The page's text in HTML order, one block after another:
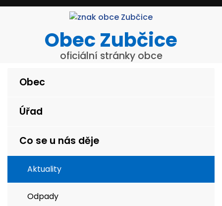
Obec Zubčice
oficiální stránky obce
Obec
Úřad
Co se u nás děje
Aktuality
Odpady